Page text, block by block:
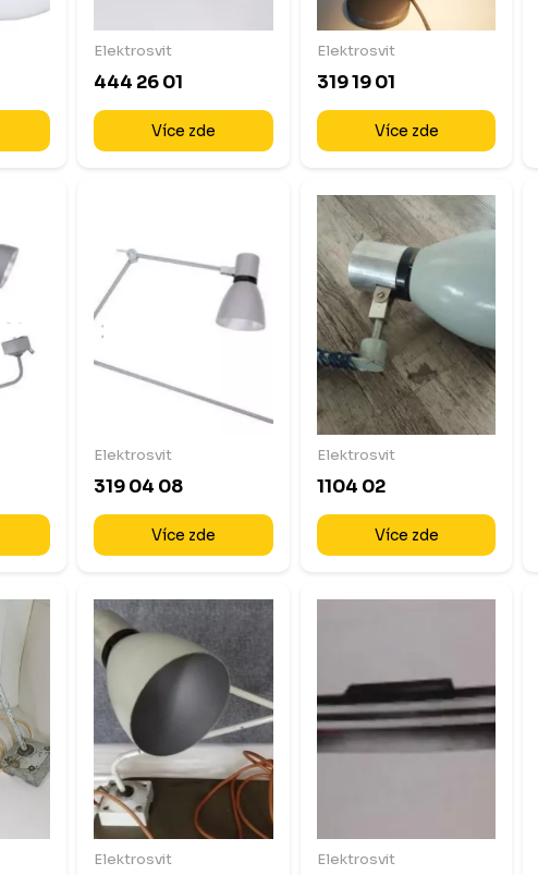
Elektrosvit
444 26 01
Více zde
Elektrosvit
319 19 01
Více zde
Elektrosvit
319 04 08
Více zde
Elektrosvit
1104 02
Více zde
Elektrosvit Elektrosvit